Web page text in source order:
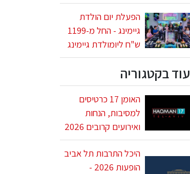
הפעלת יום הולדת
גיימינג - החל מ-1199
ש"ח ליומולדת גיימינג
עוד בקטגוריה
האומן 17 כרטיסים
למסיבות, הנחות
ואירועים קרובים 2026
היכל התרבות תל אביב
הופעות 2026 -